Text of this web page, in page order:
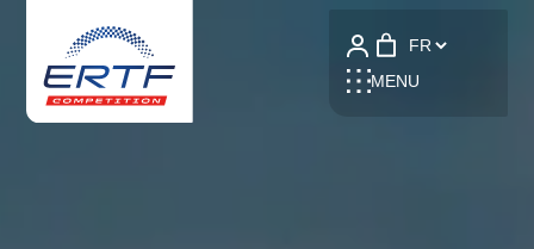
MENU
Language